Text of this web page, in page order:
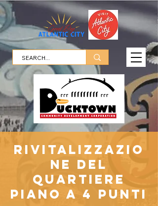
rivitalizzazio
ne del
quartiere
Piano a 4 punti